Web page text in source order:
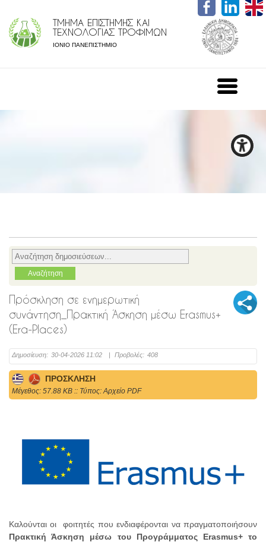
ΤΜΗΜΑ ΕΠΙΣΤΗΜΗΣ ΚΑΙ
ΤΕΧΝΟΛΟΓΙΑΣ ΤΡΟΦΙΜΩΝ
ΙΟΝΙΟ ΠΑΝΕΠΙΣΤΗΜΙΟ
Πρόσκληση σε ενημερωτική
συνάντηση_Πρακτική Άσκηση μέσω Erasmus+
(Era-Places)
Δημοσίευση: 30-04-2026 11:02 | Προβολές: 408
ΠΡΟΣΚΛΗΣΗ
Mέγεθος: 57.88 KB :: Τύπος: Αρχείο PDF
Καλούνται οι φοιτητές που ενδιαφέρονται να πραγματοποιήσουν
Πρακτική Άσκηση μέσω του Προγράμματος Erasmus+ το